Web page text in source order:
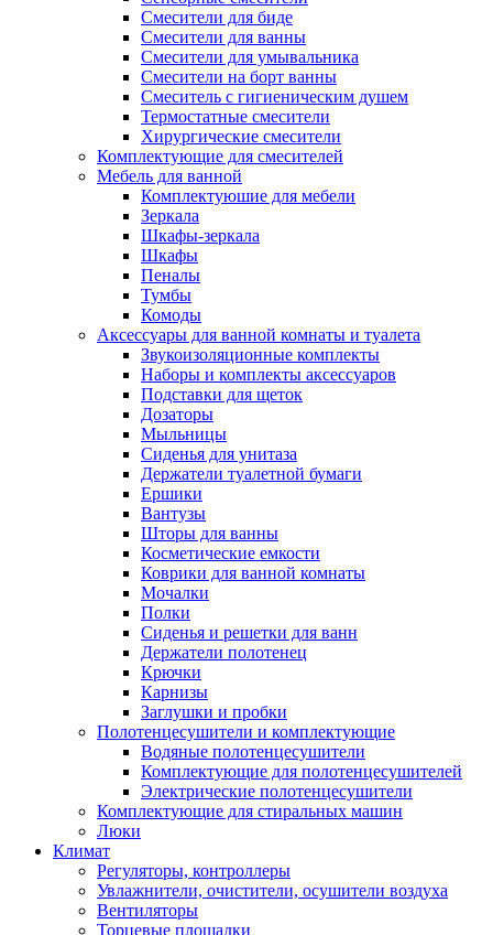
Смесители для биде
Смесители для ванны
Смесители для умывальника
Смесители на борт ванны
Смеситель с гигиеническим душем
Термостатные смесители
Хирургические смесители
Комплектующие для смесителей
Мебель для ванной
Комплектуюшие для мебели
Зеркала
Шкафы-зеркала
Шкафы
Пеналы
Тумбы
Комоды
Аксессуары для ванной комнаты и туалета
Звукоизоляционные комплекты
Наборы и комплекты аксессуаров
Подставки для щеток
Дозаторы
Мыльницы
Сиденья для унитаза
Держатели туалетной бумаги
Ершики
Вантузы
Шторы для ванны
Косметические емкости
Коврики для ванной комнаты
Мочалки
Полки
Сиденья и решетки для ванн
Держатели полотенец
Крючки
Карнизы
Заглушки и пробки
Полотенцесушители и комплектующие
Водяные полотенцесушители
Комплектующие для полотенцесушителей
Электрические полотенцесушители
Комплектующие для стиральных машин
Люки
Климат
Регуляторы, контроллеры
Увлажнители, очистители, осушители воздуха
Вентиляторы
Торцевые площадки